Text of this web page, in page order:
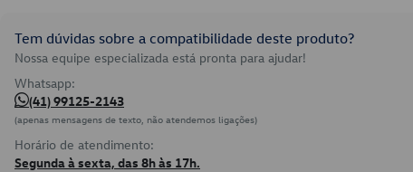
Tem dúvidas sobre a compatibilidade deste produto?
Nossa equipe especializada está pronta para ajudar!
Whatsapp:
(41) 99125-2143
(apenas mensagens de texto, não atendemos ligações)
Horário de atendimento:
Segunda à sexta, das 8h às 17h.